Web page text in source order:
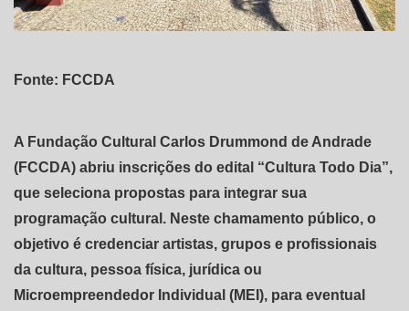
Fonte: FCCDA
A Fundação Cultural Carlos Drummond de Andrade
(FCCDA) abriu inscrições do edital “Cultura Todo Dia”,
que seleciona propostas para integrar sua
programação cultural. Neste chamamento público, o
objetivo é credenciar artistas, grupos e profissionais
da cultura, pessoa física, jurídica ou
Microempreendedor Individual (MEI), para eventual